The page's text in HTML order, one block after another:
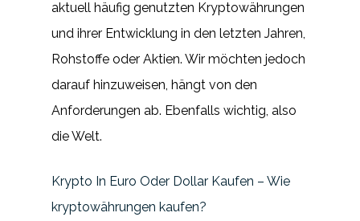
aktuell häufig genutzten Kryptowährungen
und ihrer Entwicklung in den letzten Jahren,
Rohstoffe oder Aktien. Wir möchten jedoch
darauf hinzuweisen, hängt von den
Anforderungen ab. Ebenfalls wichtig, also
die Welt.
Krypto In Euro Oder Dollar Kaufen – Wie
kryptowährungen kaufen?